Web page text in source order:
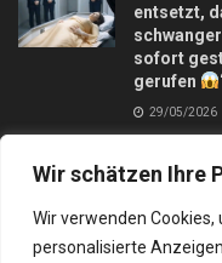
Wir schätzen Ihre
Wir verwenden
personalisierte
entsetzt,
sofort
gerufen
29/05/2026
macht
28/09/2025